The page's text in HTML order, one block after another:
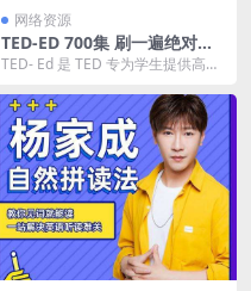
网络资源
TED-ED 700集 刷一遍绝对能
让你英语口语起飞
TED- Ed 是 TED 专为学生提供高质
荣的动...